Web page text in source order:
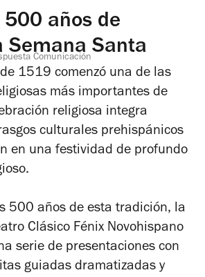
500 años de
Semana Santa
Comunicación
1519 comenzó una de las
más importantes de
religiosa integra
culturales prehispánicos
en una festividad de profundo
500 años de esta tradición, la
Clásico Fénix Novohispano
serie de presentaciones con
guiadas dramatizadas y